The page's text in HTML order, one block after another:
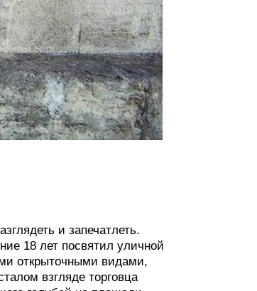
и запечатлеть.
18 лет посвятил уличной
открыточными видами,
взгляде торговца